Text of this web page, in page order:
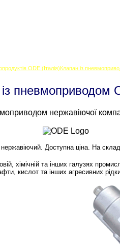
ODE (Італія)Клапан із
пневмоприводом
нержавіючої
Доступна ціна. На складі
хімічній та інших галузях
кислот та інших агресивних